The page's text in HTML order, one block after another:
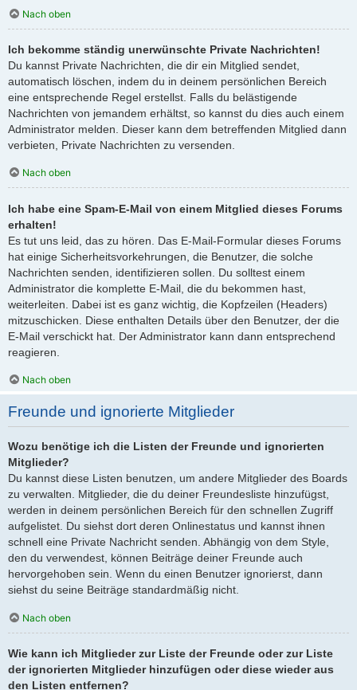
Nach oben
Ich bekomme ständig unerwünschte Private Nachrichten!
Du kannst Private Nachrichten, die dir ein Mitglied sendet,
automatisch löschen, indem du in deinem persönlichen Bereich
eine entsprechende Regel erstellst. Falls du belästigende
Nachrichten von jemandem erhältst, so kannst du dies auch einem
Administrator melden. Dieser kann dem betreffenden Mitglied dann
verbieten, Private Nachrichten zu versenden.
Nach oben
Ich habe eine Spam-E-Mail von einem Mitglied dieses Forums
erhalten!
Es tut uns leid, das zu hören. Das E-Mail-Formular dieses Forums
hat einige Sicherheitsvorkehrungen, die Benutzer, die solche
Nachrichten senden, identifizieren sollen. Du solltest einem
Administrator die komplette E-Mail, die du bekommen hast,
weiterleiten. Dabei ist es ganz wichtig, die Kopfzeilen (Headers)
mitzuschicken. Diese enthalten Details über den Benutzer, der die
E-Mail verschickt hat. Der Administrator kann dann entsprechend
reagieren.
Nach oben
Freunde und ignorierte Mitglieder
Wozu benötige ich die Listen der Freunde und ignorierten
Mitglieder?
Du kannst diese Listen benutzen, um andere Mitglieder des Boards
zu verwalten. Mitglieder, die du deiner Freundesliste hinzufügst,
werden in deinem persönlichen Bereich für den schnellen Zugriff
aufgelistet. Du siehst dort deren Onlinestatus und kannst ihnen
schnell eine Private Nachricht senden. Abhängig von dem Style,
den du verwendest, können Beiträge deiner Freunde auch
hervorgehoben sein. Wenn du einen Benutzer ignorierst, dann
siehst du seine Beiträge standardmäßig nicht.
Nach oben
Wie kann ich Mitglieder zur Liste der Freunde oder zur Liste
der ignorierten Mitglieder hinzufügen oder diese wieder aus
den Listen entfernen?